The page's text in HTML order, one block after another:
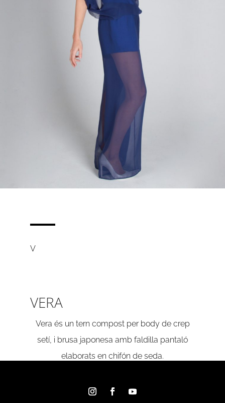
V
VERA
Vera és un tern compost per body de crep
setí, i brusa japonesa amb faldilla pantaló
elaborats en chifón de seda.